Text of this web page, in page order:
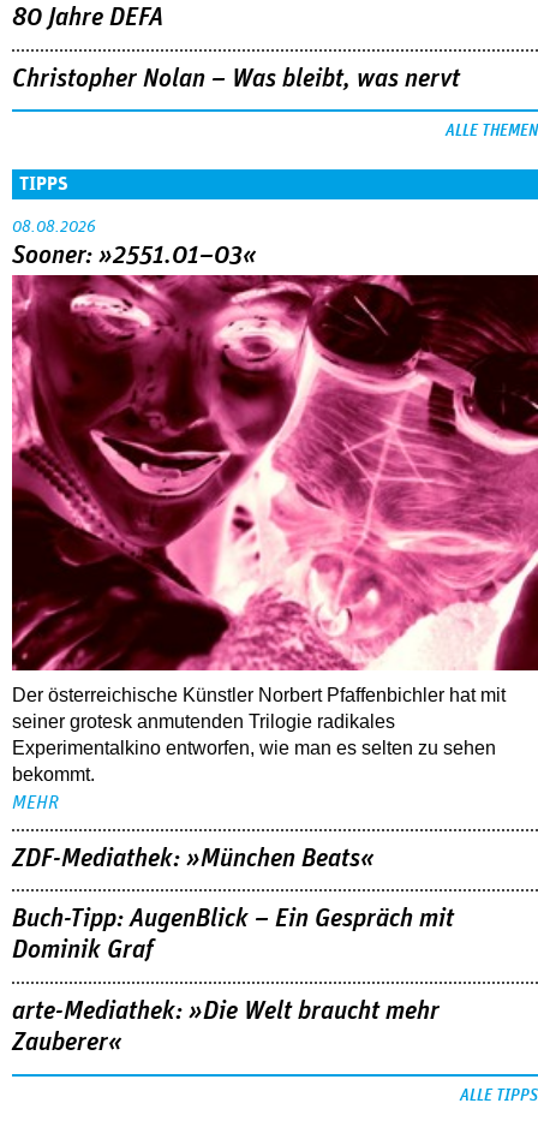
80 Jahre DEFA
Christopher Nolan – Was bleibt, was nervt
ALLE THEMEN
TIPPS
08.08.2026
Sooner: »2551.01–03«
Der österreichische Künstler Norbert Pfaffenbichler hat mit
seiner grotesk anmutenden Trilogie radikales
Experimentalkino entworfen, wie man es selten zu sehen
bekommt.
MEHR
ZDF-Mediathek: »München Beats«
Buch-Tipp: AugenBlick – Ein Gespräch mit
Dominik Graf
arte-Mediathek: »Die Welt braucht mehr
Zauberer«
ALLE TIPPS